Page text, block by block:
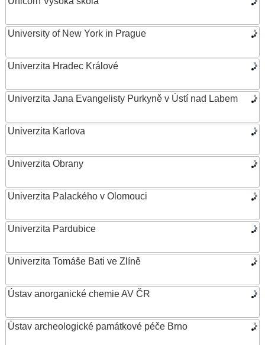
University of New York in Prague
Univerzita Hradec Králové
Univerzita Jana Evangelisty Purkyně v Ústí nad Labem
Univerzita Karlova
Univerzita Obrany
Univerzita Palackého v Olomouci
Univerzita Pardubice
Univerzita Tomáše Bati ve Zlíně
Ústav anorganické chemie AV ČR
Ústav archeologické památkové péče Brno